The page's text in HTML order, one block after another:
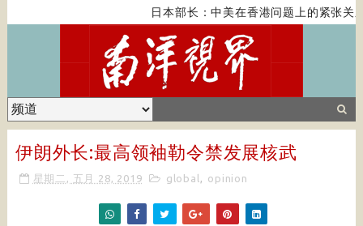
日本部长：中美在香港问题上的紧张关
伊朗外长:最高领袖勒令禁发展核武
星期二, 五月 28, 2019 global , opinion